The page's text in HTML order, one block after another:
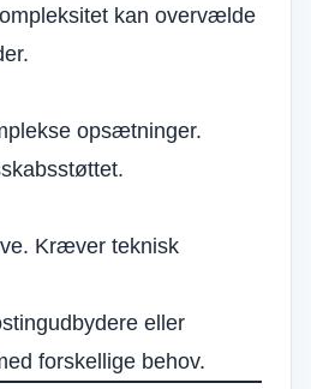
kan overvælde
opsætninger.
Kræver teknisk
eller
forskellige behov.